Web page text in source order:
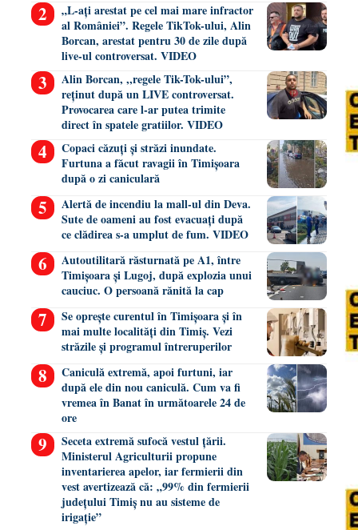
„L-ați arestat pe cel mai mare infractor
al României”. Regele TikTok-ului, Alin
Borcan, arestat pentru 30 de zile după
live-ul controversat. VIDEO
Alin Borcan, ,,regele Tik-Tok-ului”,
reținut după un LIVE controversat.
Provocarea care l-ar putea trimite
direct în spatele gratiilor. VIDEO
Copaci căzuți și străzi inundate.
Furtuna a făcut ravagii în Timișoara
după o zi caniculară
Alertă de incendiu la mall-ul din Deva.
Sute de oameni au fost evacuați după
ce clădirea s-a umplut de fum. VIDEO
Autoutilitară răsturnată pe A1, între
Timișoara și Lugoj, după explozia unui
cauciuc. O persoană rănită la cap
Se oprește curentul în Timișoara și în
mai multe localități din Timiș. Vezi
străzile și programul întreruperilor
Caniculă extremă, apoi furtuni, iar
după ele din nou caniculă. Cum va fi
vremea în Banat în următoarele 24 de
ore
Seceta extremă sufocă vestul țării.
Ministerul Agriculturii propune
inventarierea apelor, iar fermierii din
vest avertizează că: „99% din fermierii
județului Timiș nu au sisteme de
irigație”